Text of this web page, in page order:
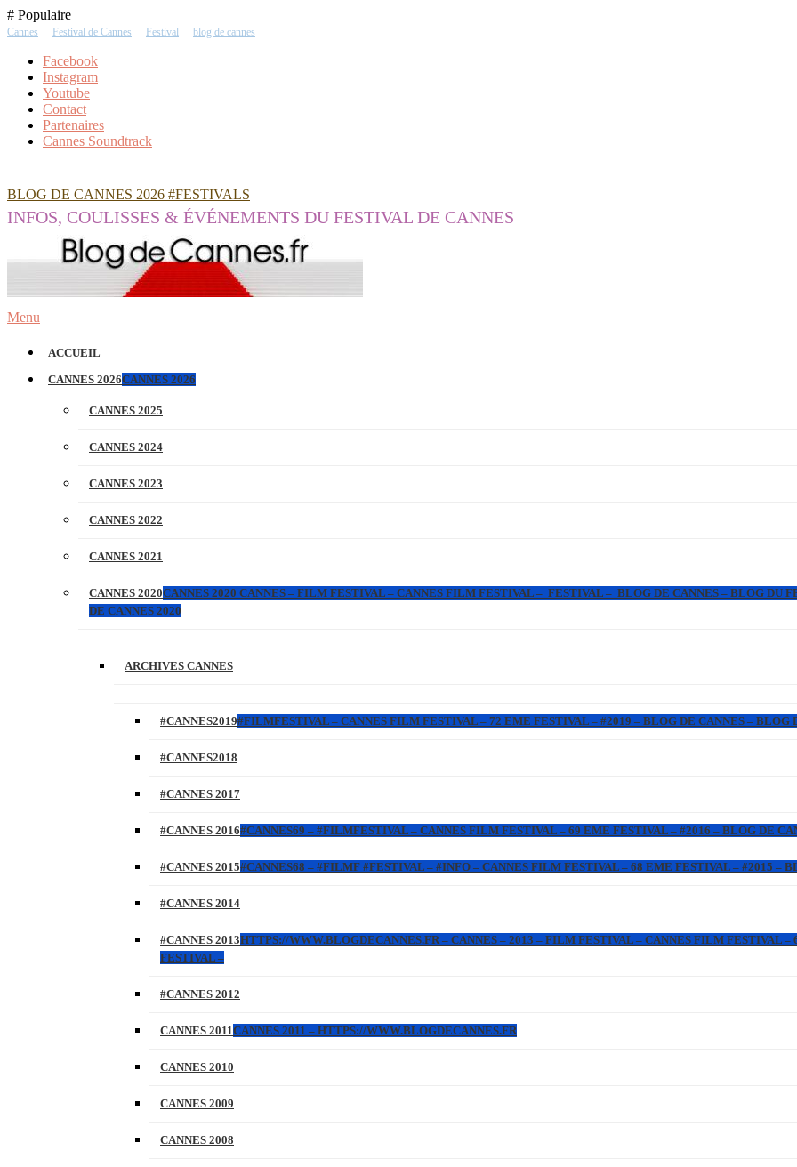
Skip
To
# Populaire
Cannes Festival de Cannes Festival blog de cannes
Facebook
Instagram
Youtube
Contact
Partenaires
Cannes Soundtrack
BLOG DE CANNES 2026 #FESTIVALS
INFOS, COULISSES & ÉVÉNEMENTS DU FESTIVAL DE CANNES
Menu
ACCUEIL
CANNES 2026CANNES 2026
CANNES 2025
CANNES 2024
CANNES 2023
CANNES 2022
CANNES 2021
CANNES 2020CANNES 2020 CANNES – FILM FESTIVAL – CANNES FILM FESTIVAL – FESTIVAL – BLOG DE CANNES – BLOG DU
DE CANNES 2020
ARCHIVES CANNES
#CANNES2019#FILMFESTIVAL – CANNES FILM FESTIVAL – 72 EME FESTIVAL – #2019 – BLOG DE CANNES – BLOG
#CANNES2018
#CANNES 2017
#CANNES 2016#CANNES69 – #FILMFESTIVAL – CANNES FILM FESTIVAL – 69 EME FESTIVAL – #2016 – BLOG DE
#CANNES 2015#CANNES68 – #FILMF #FESTIVAL – #INFO – CANNES FILM FESTIVAL – 68 EME FESTIVAL – #2015 –
#CANNES 2014
#CANNES 2013HTTPS://WWW.BLOGDECANNES.FR – CANNES – 2013 – FILM FESTIVAL – CANNES FILM FESTIVAL
FESTIVAL –
#CANNES 2012
CANNES 2011CANNES 2011 – HTTPS://WWW.BLOGDECANNES.FR
CANNES 2010
CANNES 2009
CANNES 2008